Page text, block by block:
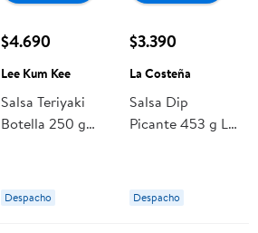
$4.690
Lee Kum Kee
Salsa Teriyaki
Botella 250 g
Despacho
$3.390
La Costeña
Salsa Dip
Picante 453 g La
Despacho